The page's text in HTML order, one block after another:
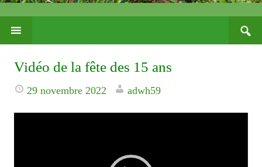
PASSER
CE
Vidéo de la fête des 15 ans
29 novembre 2022 adwh59